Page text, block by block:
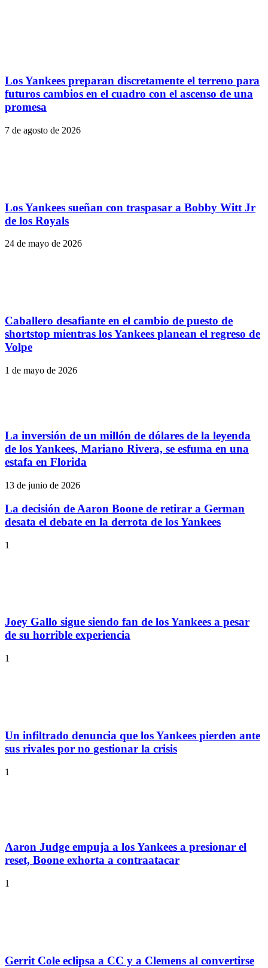
Los Yankees preparan discretamente el terreno para
futuros cambios en el cuadro con el ascenso de una
promesa
7 de agosto de 2026
Los Yankees sueñan con traspasar a Bobby Witt Jr
de los Royals
24 de mayo de 2026
Caballero desafiante en el cambio de puesto de
shortstop mientras los Yankees planean el regreso de
Volpe
1 de mayo de 2026
La inversión de un millón de dólares de la leyenda
de los Yankees, Mariano Rivera, se esfuma en una
estafa en Florida
13 de junio de 2026
La decisión de Aaron Boone de retirar a German
desata el debate en la derrota de los Yankees
1
Joey Gallo sigue siendo fan de los Yankees a pesar
de su horrible experiencia
1
Un infiltrado denuncia que los Yankees pierden ante
sus rivales por no gestionar la crisis
1
Aaron Judge empuja a los Yankees a presionar el
reset, Boone exhorta a contraatacar
1
Gerrit Cole eclipsa a CC y a Clemens al convertirse